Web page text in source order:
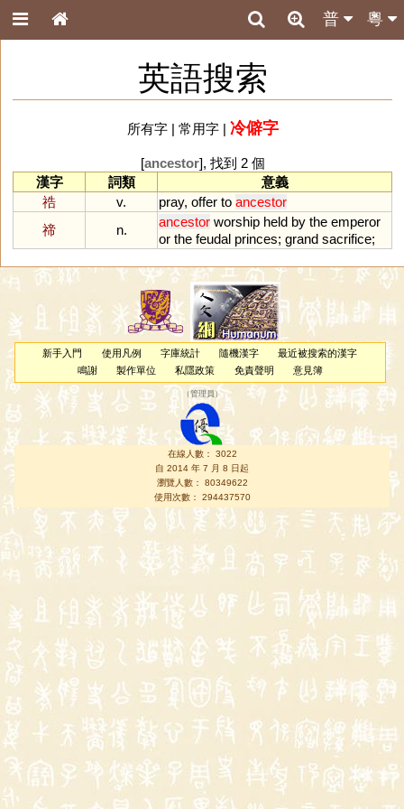
粵
普
英語搜索
所有字| 常用字| 冷僻字
[ancestor], 找到 2 個
漢字
詞類
意義
祰
v. pray, offer to ancestor
禘
n.
ancestor worship held by the emperor
or the feudal princes; grand sacrifice;
新手入門 使用凡例 字庫統計 隨機漢字
最近被搜索的漢字
鳴謝
製作單位 私隱政策 免責聲明 意見簿
（管理員 ）
在線人數： 3022
自 2014 年 7 月 8 日起
瀏覽人數： 80349622
使用次數： 294437570